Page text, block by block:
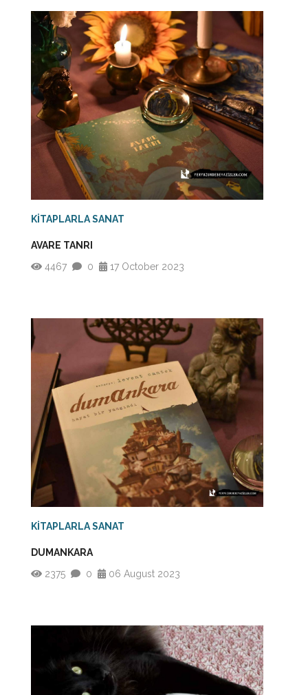
KİTAPLARLA SANAT
AVARE TANRI
4467
0 17 October 2023
KİTAPLARLA SANAT
DUMANKARA
2375
0 06 August 2023